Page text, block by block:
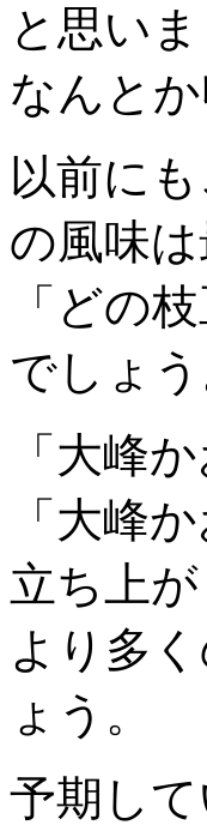
と思いま
なんと
以前に
の風味は
「どの
でしょう
「大峰
「大峰
立ち上
より多
ょう。
予期し